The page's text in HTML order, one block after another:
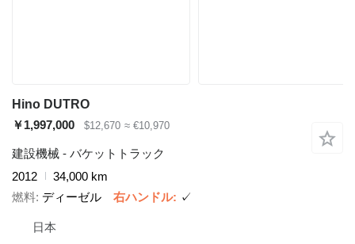
Hino DUTRO
￥1,997,000
$12,670 ≈ €10,970
建設機械 - バケットトラック
2012
34,000 km
燃料 ディーゼル 右ハンドル ✓
日本